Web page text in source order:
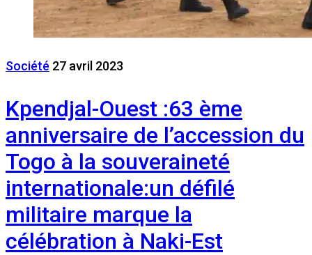
Société 27 avril 2023
Kpendjal-Ouest :63 ème
anniversaire de l’accession du
Togo à la souveraineté
internationale:un défilé
militaire marque la
célébration à Naki-Est